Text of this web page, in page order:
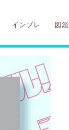
インプレ 図鑑